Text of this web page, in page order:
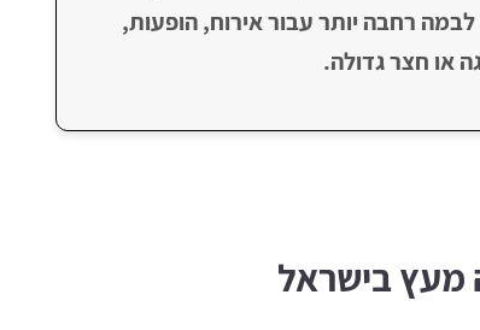
רחבה יותר עבור אירוח, הופעות,
או חצר גדולה.
מעץ בישראל